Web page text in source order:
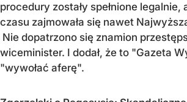
procedury zostały spełnione
czasu zajmowała się nawet
Nie dopatrzono się znamion
wiceminister. I dodał, że to "Gazeta
"wywołać aferę".